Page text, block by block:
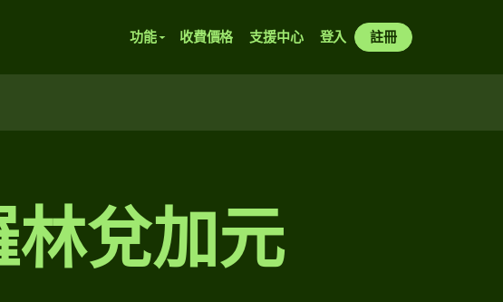
功能 收費價格 支援中心 登入 註冊
兌加元